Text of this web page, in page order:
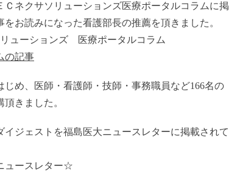
Ｃネクサソリューションズ医療ポータルコラムに掲
をお読みになった看護部長の推薦を頂きました。
ューションズ 医療ポータルコラム
の記事
じめ、医師・看護師・技師・事務職員など166名の
きました。
イジェストを福島医大ニュースレターに掲載されて
ュースレター☆